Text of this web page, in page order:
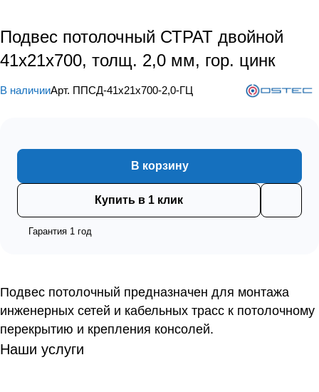
Подвес потолочный СТРАТ двойной
41х21х700, толщ. 2,0 мм, гор. цинк
В наличииАрт. ППСД-41х21х700-2,0-ГЦ
В корзину
Купить в 1 клик
Гарантия 1 год
Подвес потолочный предназначен для монтажа
инженерных сетей и кабельных трасс к потолочному
перекрытию и крепления консолей.
Наши услуги